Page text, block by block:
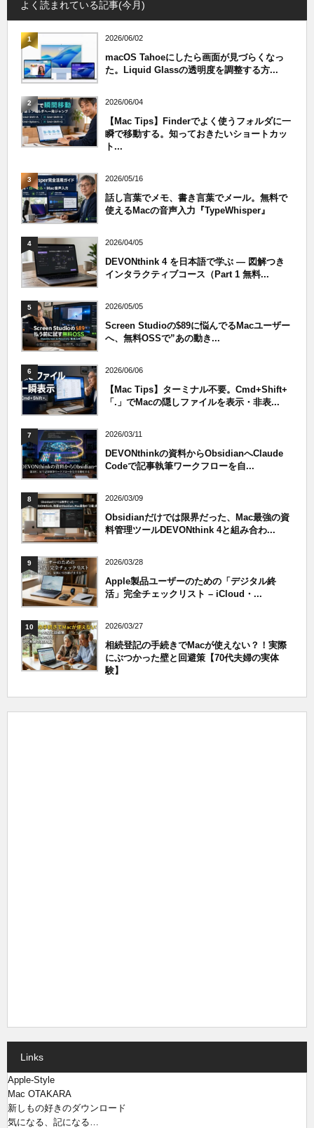
よく読まれている記事(今月)
1 2026/06/02
macOS Tahoeにしたら画面が見づらくなっ
た。Liquid Glassの透明度を調整する方...
2 2026/06/04
【Mac Tips】Finderでよく使うフォルダに一
瞬で移動する。知っておきたいショートカッ
ト...
3 2026/05/16
話し言葉でメモ、書き言葉でメール。無料で
使えるMacの音声入力『TypeWhisper』
4 2026/04/05
DEVONthink 4 を日本語で学ぶ — 図解つき
インタラクティブコース（Part 1 無料...
5 2026/05/05
Screen Studioの$89に悩んでるMacユーザー
へ、無料OSSで”あの動き...
6 2026/06/06
【Mac Tips】ターミナル不要。Cmd+Shift+
「.」でMacの隠しファイルを表示・非表...
7 2026/03/11
DEVONthinkの資料からObsidianへClaude
Codeで記事執筆ワークフローを自...
8 2026/03/09
Obsidianだけでは限界だった、Mac最強の資
料管理ツールDEVONthink 4と組み合わ...
9 2026/03/28
Apple製品ユーザーのための「デジタル終
活」完全チェックリスト – iCloud・...
10 2026/03/27
相続登記の手続きでMacが使えない？！実際
にぶつかった壁と回避策【70代夫婦の実体
験】
Links
Apple-Style
Mac OTAKARA
新しもの好きのダウンロード
気になる、記になる…